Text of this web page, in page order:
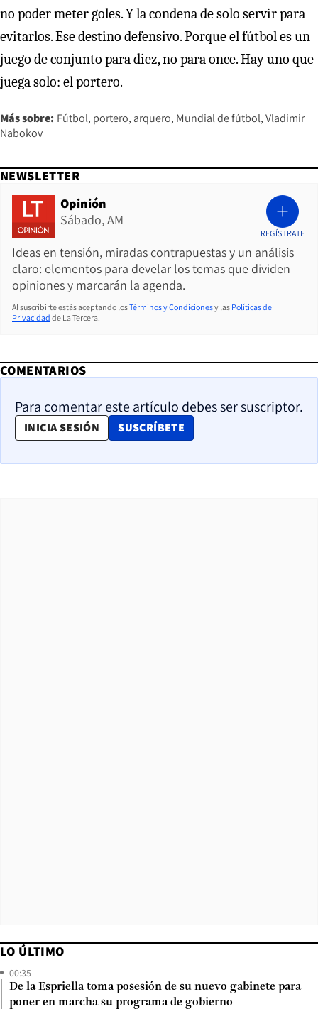
no poder meter goles. Y la condena de solo servir para
evitarlos. Ese destino defensivo. Porque el fútbol es un
juego de conjunto para diez, no para once. Hay uno que
juega solo: el portero.
Más sobre: Fútbol portero arquero Mundial de fútbol Vladimir
Nabokov
NEWSLETTER
Opinión
Sábado, AM
Ideas en tensión, miradas contrapuestas y un análisis
claro: elementos para develar los temas que dividen
opiniones y marcarán la agenda.
REGÍSTRATE
Al suscribirte estás aceptando losTérminos y Condicionesy las Políticas de
Privacidad de La Tercera.
COMENTARIOS
Para comentar este artículo debes ser suscriptor.
INICIA SESIÓN SUSCRÍBETE
OPENS IN NEW WINDOW
LO ÚLTIMO
00:35
De la Espriella toma posesión de su nuevo gabinete para
poner en marcha su programa de gobierno